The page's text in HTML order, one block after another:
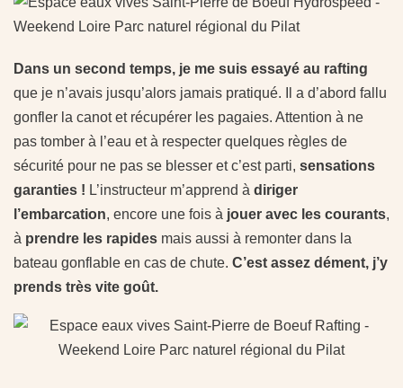
Dans un second temps, je me suis essayé au rafting
que je n’avais jusqu’alors jamais pratiqué. Il a d’abord fallu
gonfler la canot et récupérer les pagaies. Attention à ne
pas tomber à l’eau et à respecter quelques règles de
sécurité pour ne pas se blesser et c’est parti, sensations
garanties ! L’instructeur m’apprend à diriger
l’embarcation, encore une fois à jouer avec les courants,
à prendre les rapides mais aussi à remonter dans la
bateau gonflable en cas de chute. C’est assez dément, j’y
prends très vite goût.